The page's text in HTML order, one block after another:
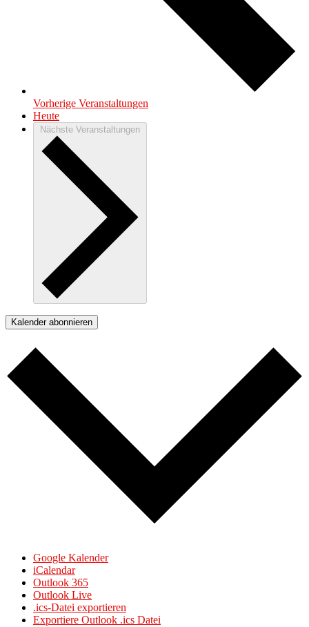
Vorherige Veranstaltungen
Heute
Nächste Veranstaltungen
Kalender abonnieren
Google Kalender
iCalendar
Outlook 365
Outlook Live
.ics-Datei exportieren
Exportiere Outlook .ics Datei